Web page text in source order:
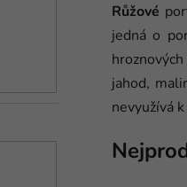
Růžové
jedná o
jahod,
nevyužívá